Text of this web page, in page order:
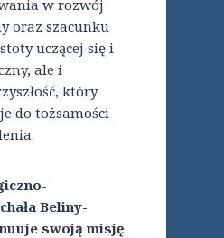
w rozwój
oraz szacunku
uczącej się i
ale i
który
do tożsamości
Beliny-
swoją misję